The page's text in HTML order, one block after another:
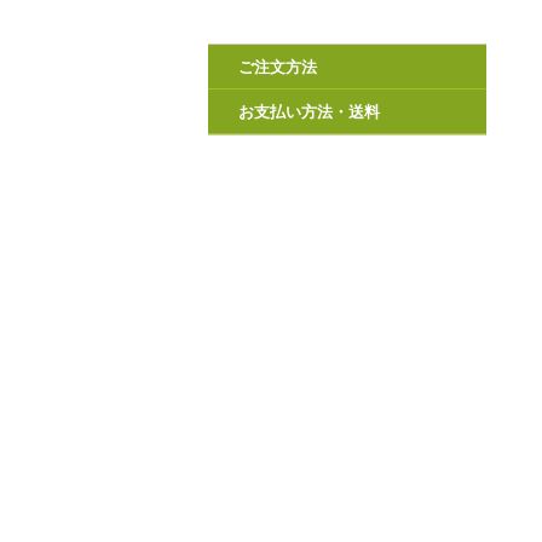
ご注文方法
お支払い方法・送料